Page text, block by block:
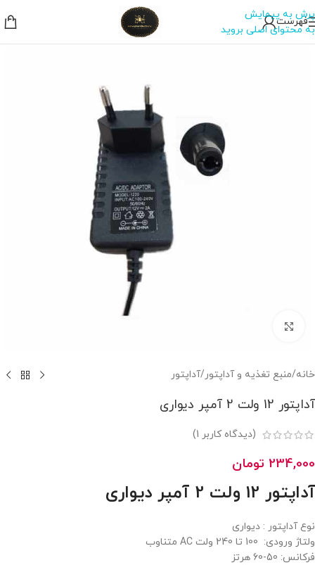
پرش به پیمایش
به محتوای اصلی بروید
فهرست
خانه/منبع تغذیه و آداپتور/آداپتور
آداپتور 12 ولت 2 آمپر دیواری
(دیدگاه کاربر 1
)
234,000 تومان
آداپتور 12 ولت 2 آمپر دیواری
نوع آداپتور : دیواری
ولتاژ ورودی: 100 تا 240 ولت AC متناوب
فرکانس: 50-60 هرتز